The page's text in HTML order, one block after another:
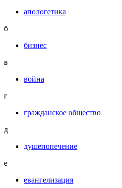
апологетика
б
бизнес
в
война
г
гражданское общество
д
душепопечение
е
евангелизация